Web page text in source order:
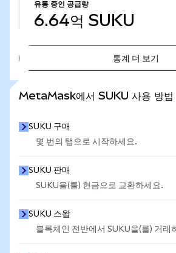
유통 중인 공급량
6.64억 SUKU
통계 더 보기
MetaMask에서 SUKU 사용 방법
SUKU 구매
몇 번의 탭으로 시작하세요.
SUKU 판매
SUKU을(를) 현금으로 교환하세요.
SUKU 스왑
블록체인 전반에서 SUKU을(를) 거래